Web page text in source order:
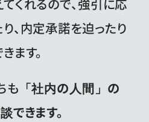
くれるので、強引に応
、内定承諾を迫ったり
ます。
も 「社内の人間」の
できます。